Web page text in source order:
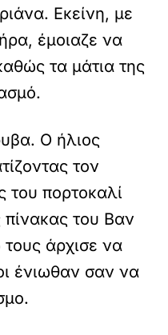
Εκείνη, με
έμοιαζε να
τα μάτια της
Ο ήλιος
τον
του πορτοκαλί
του Βαν
άρχισε να
ένιωθαν σαν να